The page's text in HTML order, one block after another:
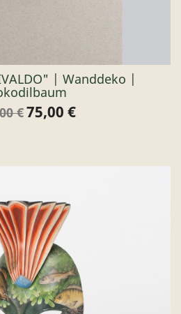
| Wanddeko |
€ Preis
75,00 €